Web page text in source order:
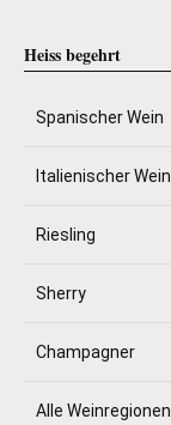
Heiss begehrt
Spanischer Wein
Italienischer Wein
Riesling
Sherry
Champagner
Alle Weinregionen